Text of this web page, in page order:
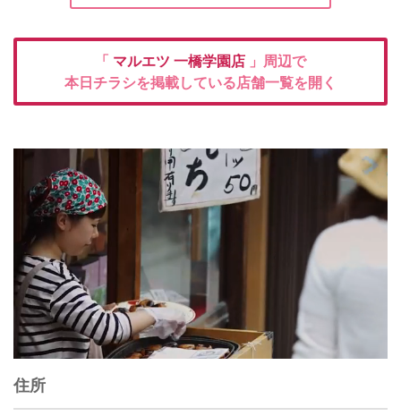
「 マルエツ 一橋学園店 」周辺で
本日チラシを掲載している店舗一覧を開く
住所